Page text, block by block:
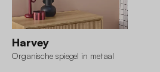
Harvey
Organische spiegel in metaal